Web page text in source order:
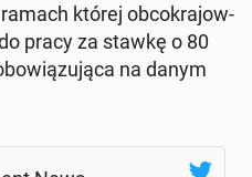
której ob­co­kra­jow­
pracy za stawkę o 80
na danym